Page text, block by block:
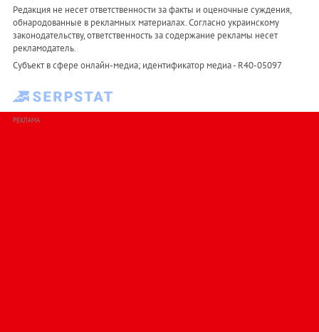
Редакция не несет ответственности за факты и оценочные суждения,
обнародованные в рекламных материалах. Согласно украинскому
законодательству, ответственность за содержание рекламы несет
рекламодатель.
Субъект в сфере онлайн-медиа; идентификатор медиа - R40-05097
РЕКЛАМА